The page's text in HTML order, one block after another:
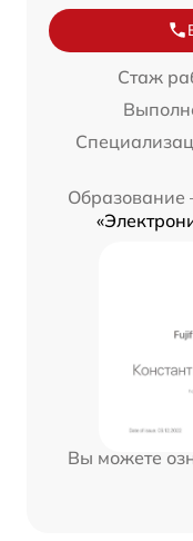
Стаж
Образование
Вы можете